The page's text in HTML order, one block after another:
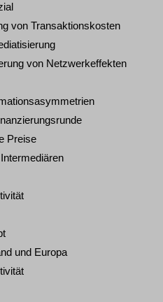
von Transaktionskosten
von Netzwerkeffekten
Preise
und Europa